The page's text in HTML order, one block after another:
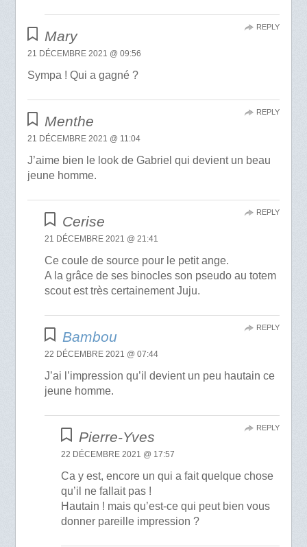
Mary
21 DÉCEMBRE 2021 @ 09:56
Sympa ! Qui a gagné ?
REPLY
Menthe
21 DÉCEMBRE 2021 @ 11:04
J’aime bien le look de Gabriel qui devient un beau
jeune homme.
REPLY
Cerise
21 DÉCEMBRE 2021 @ 21:41
Ce coule de source pour le petit ange.
A la grâce de ses binocles son pseudo au totem
scout est très certainement Juju.
REPLY
Bambou
22 DÉCEMBRE 2021 @ 07:44
J’ai l’impression qu’il devient un peu hautain ce
jeune homme.
REPLY
Pierre-Yves
22 DÉCEMBRE 2021 @ 17:57
Ca y est, encore un qui a fait quelque chose
qu’il ne fallait pas !
Hautain ! mais qu’est-ce qui peut bien vous
donner pareille impression ?
REPLY